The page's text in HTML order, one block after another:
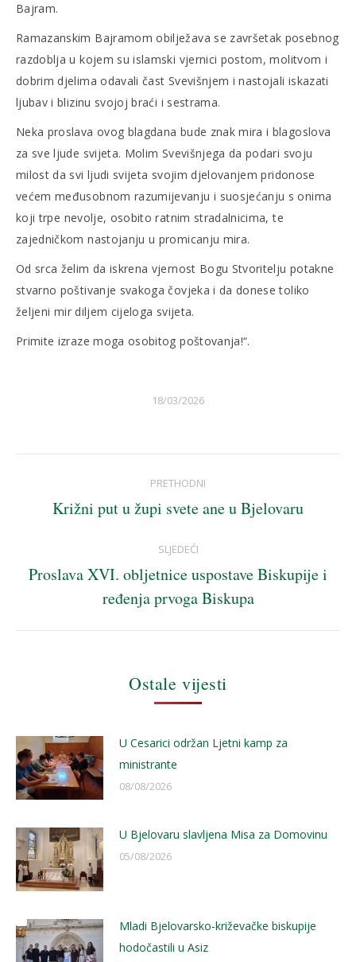
Bajram.
Ramazanskim Bajramom obilježava se završetak posebnog
razdoblja u kojem su islamski vjernici postom, molitvom i
dobrim djelima odavali čast Svevišnjem i nastojali iskazati
ljubav i blizinu svojoj braći i sestrama.
Neka proslava ovog blagdana bude znak mira i blagoslova
za sve ljude svijeta. Molim Svevišnjega da podari svoju
milost da svi ljudi svijeta svojim djelovanjem pridonose
većem međusobnom razumijevanju i suosjećanju s onima
koji trpe nevolje, osobito ratnim stradalnicima, te
zajedničkom nastojanju u promicanju mira.
Od srca želim da iskrena vjernost Bogu Stvoritelju potakne
stvarno poštivanje svakoga čovjeka i da donese toliko
željeni mir diljem cijeloga svijeta.
Primite izraze moga osobitog poštovanja!“.
18/03/2026
navigation
PRETHODNI
Previous
Križni put u župi svete ane u Bjelovaru
SLJEDEĆI
post:
Proslava XVI. obljetnice uspostave Biskupije i
ređenja prvoga Biskupa
Ostale vijesti
U Cesarici održan Ljetni kamp za
ministrante
08/08/2026
U Bjelovaru slavljena Misa za Domovinu
05/08/2026
Mladi Bjelovarsko-križevačke biskupije
hodočastili u Asiz